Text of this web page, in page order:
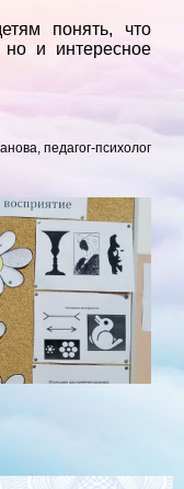
понять, что
и интересное
педагог-психолог